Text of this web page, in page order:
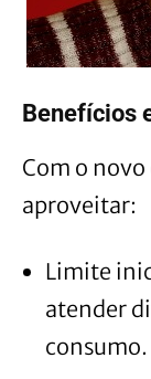
Benefícios
Com o
aproveitar:
Limite
atender
consumo.